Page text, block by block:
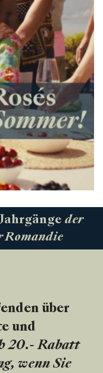
der
Romandie
über
und
20.- Rabatt
wenn Sie